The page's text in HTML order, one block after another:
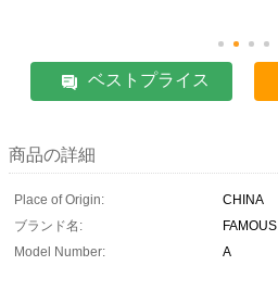
ベストプライス
商品の詳細
Place of Origin:
CHINA
ブランド名:
FAMOUS
Model Number:
A